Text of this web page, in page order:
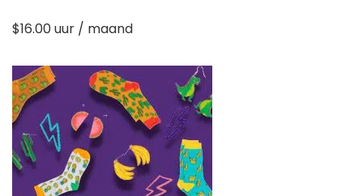
$16.00 uur / maand